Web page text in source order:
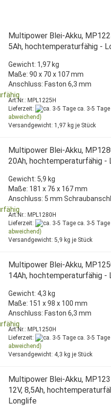
Multipower Blei-Akku,
5Ah, hochtemperaturfähig -
Gewicht: 1,97 kg
Maße: 90 x 70 x 107 mm
Anschluss: Faston 6,3 mm
Art.Nr.: MPL1225H
Lieferzeit:
ca. 3-5 Tage
abweichend)
Versandgewicht: 1,97 kg je Stück
Multipower Blei-Akku,
20Ah, hochtemperaturfähig -
Gewicht: 5,9 kg
Maße: 181 x 76 x 167 mm
Anschluss: 5 mm
Art.Nr.: MPL1280H
Lieferzeit:
ca. 3-5 Tage
abweichend)
Versandgewicht:5,9 kg je Stück
Multipower Blei-Akku,
14Ah, hochtemperaturfähig -
Gewicht: 4,3 kg
Maße: 151 x 98 x 100 mm
Anschluss: Faston 6,3 mm
Art.Nr.: MPL1250H
Lieferzeit:
ca. 3-5 Tage
abweichend)
Versandgewicht: 4,3 kg je Stück
Multipower Blei-Akku,
12V, 8,5Ah,
Longlife